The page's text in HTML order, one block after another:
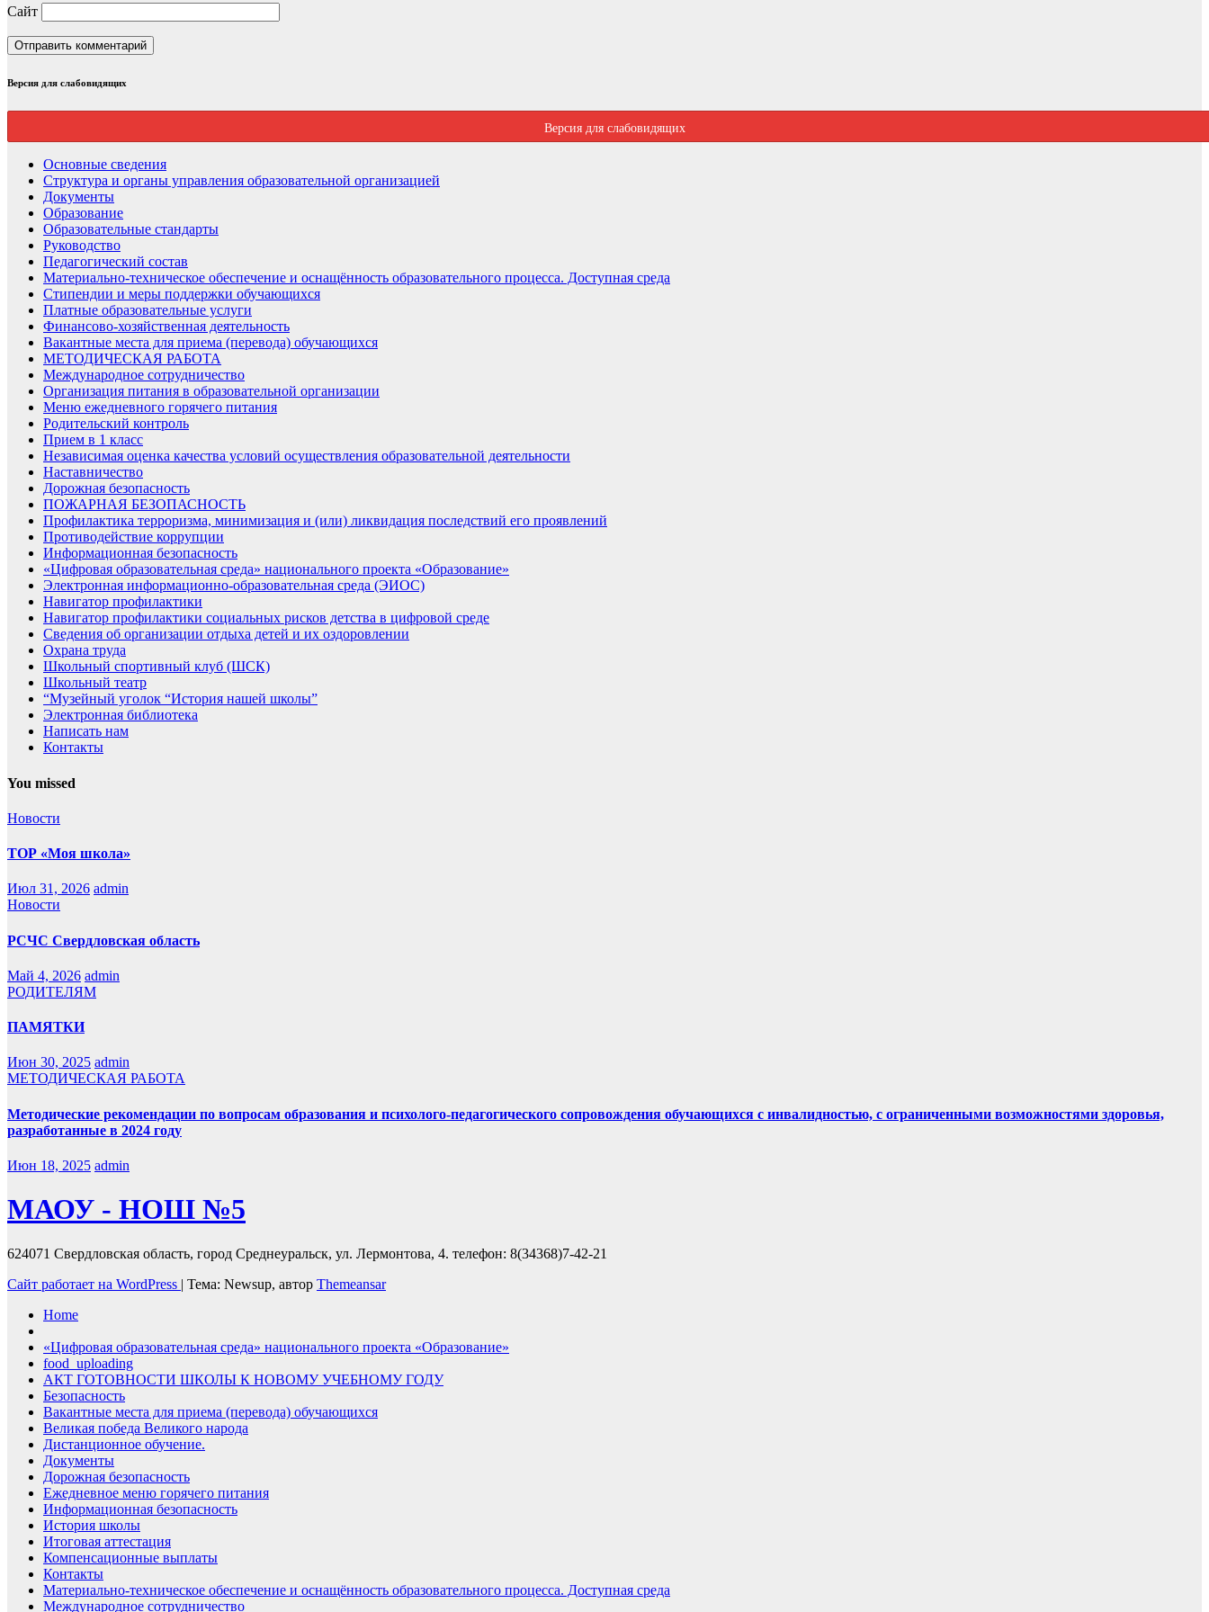
Сайт
Версия для слабовидящих
Версия для слабовидящих
Основные сведения
Структура и органы управления образовательной организацией
Документы
Образование
Образовательные стандарты
Руководство
Педагогический состав
Материально-техническое обеспечение и оснащённость образовательного процесса. Доступная среда
Стипендии и меры поддержки обучающихся
Платные образовательные услуги
Финансово-хозяйственная деятельность
Вакантные места для приема (перевода) обучающихся
МЕТОДИЧЕСКАЯ РАБОТА
Международное сотрудничество
Организация питания в образовательной организации
Меню ежедневного горячего питания
Родительский контроль
Прием в 1 класс
Независимая оценка качества условий осуществления образовательной деятельности
Наставничество
Дорожная безопасность
ПОЖАРНАЯ БЕЗОПАСНОСТЬ
Профилактика терроризма, минимизация и (или) ликвидация последствий его проявлений
Противодействие коррупции
Информационная безопасность
«Цифровая образовательная среда» национального проекта «Образование»
Электронная информационно-образовательная среда (ЭИОС)
Навигатор профилактики
Навигатор профилактики социальных рисков детства в цифровой среде
Сведения об организации отдыха детей и их оздоровлении
Охрана труда
Школьный спортивный клуб (ШСК)
Школьный театр
“Музейный уголок “История нашей школы”
Электронная библиотека
Написать нам
Контакты
You missed
Новости
ТОР «Моя школа»
Июл 31, 2026 admin
Новости
РСЧС Свердловская область
Май 4, 2026 admin
РОДИТЕЛЯМ
ПАМЯТКИ
Июн 30, 2025 admin
МЕТОДИЧЕСКАЯ РАБОТА
Методические рекомендации по вопросам образования и психолого-педагогического сопровождения обучающихся с инвалидностью, с ограниченными возможностями здоровья,
разработанные в 2024 году
Июн 18, 2025 admin
МАОУ - НОШ №5
624071 Свердловская область, город Среднеуральск, ул. Лермонтова, 4. телефон: 8(34368)7-42-21
Сайт работает на WordPress | Тема: Newsup, автор Themeansar
Home
«Цифровая образовательная среда» национального проекта «Образование»
food_uploading
АКТ ГОТОВНОСТИ ШКОЛЫ К НОВОМУ УЧЕБНОМУ ГОДУ
Безопасность
Вакантные места для приема (перевода) обучающихся
Великая победа Великого народа
Дистанционное обучение.
Документы
Дорожная безопасность
Ежедневное меню горячего питания
Информационная безопасность
История школы
Итоговая аттестация
Компенсационные выплаты
Контакты
Материально-техническое обеспечение и оснащённость образовательного процесса. Доступная среда
Международное сотрудничество